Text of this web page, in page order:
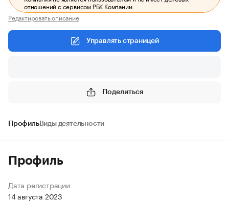
отношений с сервисом РБК Компании.
Редактировать описание
Управлять страницей
Поделиться
ПрофильВиды деятельности
Профиль
Дата регистрации
14 августа 2023